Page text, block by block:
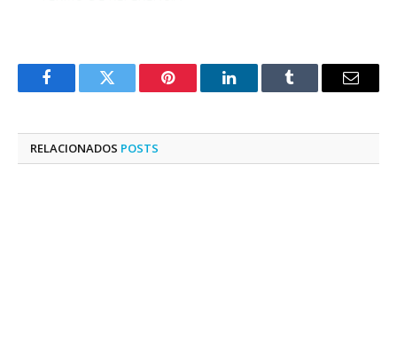
FacebookTwitter Pinterest LinkedInTumblr
E-
RELACIONADOS POSTS